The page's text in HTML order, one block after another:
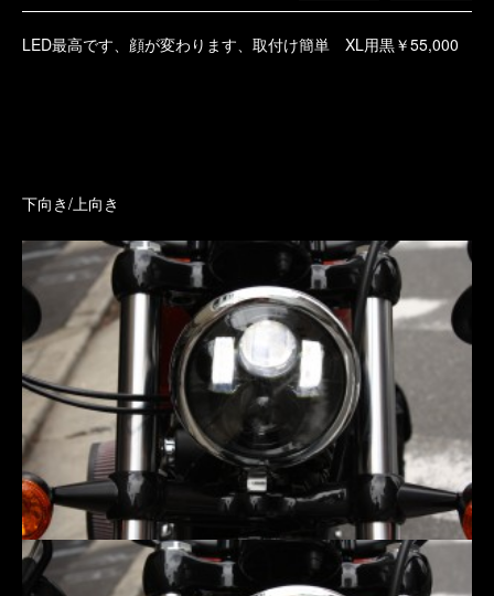
LED最高です、顔が変わります、取付け簡単 XL用黒￥55,000
下向き/上向き